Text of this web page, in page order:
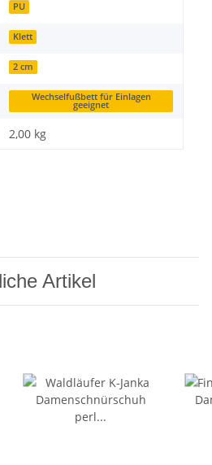
PU
Klett
2 cm
Wechselfußbett für Einlagen
geeignet
2,00 kg
Artikel